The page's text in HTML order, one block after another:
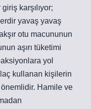
karşılıyor;
yavaş yavaş
otu macununun
aşırı tüketimi
yol
kullanan kişilerin
Hamile ve